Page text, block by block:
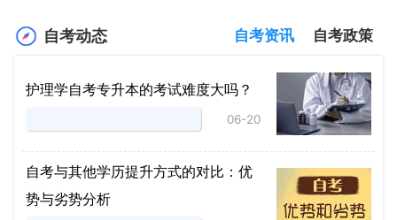
自考动态 自考资讯 自考政策
护理学自考专升本的考试难度大吗？
06-20
自考与其他学历提升方式的对比：优
势与劣势分析